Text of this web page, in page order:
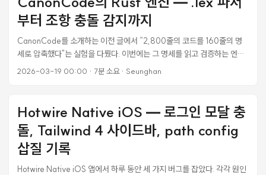
정상 동작하는데, 특정 필드만 실패했다. 모델 validation 문제도 아니고,
권한 문제도 아니었다. 서버 로그에서 본 진짜 원인 Started PATCH
"/resources/54" for ::1 Processing by
ResourcesController#update as TURBO_STREAM
Parameters: {"resource"=>{"field_name"=>"new_value"},
"id"=>"54"} ... UPDATE "resources" SET "field_name" = 1
302 Found in 22ms Started PATCH "/resources/54/dashboard"
for ::1 ActionController::RoutingError (No route matches
[PATCH] "/resources/54/dashboard"): DB 업데이트는 성공했다. 그
런데 서버가 redirect_to dashboard로 302를 보냈고, fetch가 그
redirect를 따라가면서 PATCH method를 유지한 채 dashboard URL
부터 조항 충돌 감지까지
CanonCode를 소개하는 이전 글에서 “2,800줄의 코드를 160줄의 명
세로 압축했다"는 실험을 다뤘다. 이번에는 그 명세를 읽고 검증하는 엔진
의 내부를 파헤친다. 왜 Rust인가, 파싱은 어떻게 하는가, 조항 간 충돌은
을 한다: .lex 파일 파싱 및 구조 검증 조항 간 의존성 그래프 빌드 헌법-법
률 계층 간 충돌 감지 처음에는 TypeScript로 작성했다. Node.js 생태계
에 익숙하고, JSON 파싱이 네이티브이니까. 한 달 정도 쓰다가 Rust로 재
작성했다. 이유: ...
2026-03-19 00:00 · 7분 소요· Seunghan
Hotwire Native iOS — 로그인 모달 충
돌, Tailwind 4 사이드바, path config
삽질 기록
Hotwire Native iOS 앱에서 하루 동안 세 가지 버그를 잡았다. 각각 원인